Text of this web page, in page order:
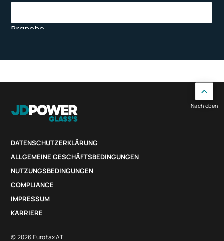
DATENSCHUTZERKLÄRUNG
ALLGEMEINE GESCHÄFTSBEDINGUNGEN
NUTZUNGSBEDINGUNGEN
COMPLIANCE
IMPRESSUM
KARRIERE
© 2026 Eurotax AT
Nach oben